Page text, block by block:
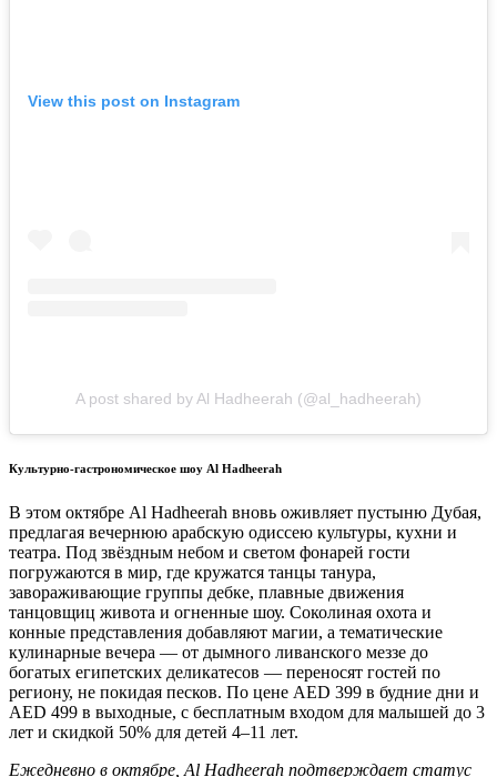
View this post on Instagram
A post shared by Al Hadheerah (@al_hadheerah)
Культурно-гастрономическое шоу Al Hadheerah
В этом октябре Al Hadheerah вновь оживляет пустыню Дубая,
предлагая вечернюю арабскую одиссею культуры, кухни и
театра. Под звёздным небом и светом фонарей гости
погружаются в мир, где кружатся танцы танура,
завораживающие группы дебке, плавные движения
танцовщиц живота и огненные шоу. Соколиная охота и
конные представления добавляют магии, а тематические
кулинарные вечера — от дымного ливанского меззе до
богатых египетских деликатесов — переносят гостей по
региону, не покидая песков. По цене AED 399 в будние дни и
AED 499 в выходные, с бесплатным входом для малышей до 3
лет и скидкой 50% для детей 4–11 лет.
Ежедневно в октябре, Al Hadheerah подтверждает статус